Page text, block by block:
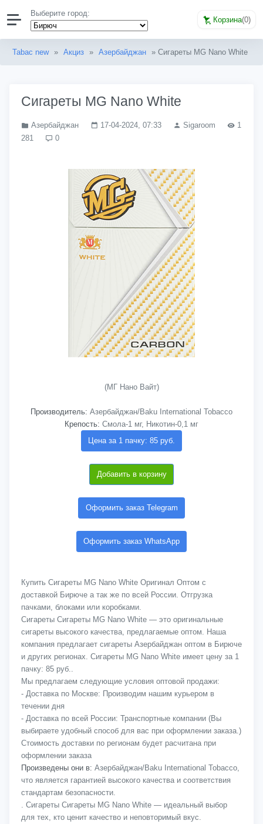
Выберите город:
Корзина(0)
Tabac new » Акциз » Азербайджан » Сигареты MG Nano White
Сигареты MG Nano White
Азербайджан 17-04-2024, 07:33 Sigaroom
1
281
0
(МГ Нано Вайт)
Производитель: Азербайджан/Baku International Tobacco
Крепость: Смола-1 мг, Никотин-0,1 мг
Цена за 1 пачку: 85 руб.
Добавить в корзину
Оформить заказ Telegram
Оформить заказ WhatsApp
Купить Сигареты MG Nano White Оригинал Оптом с
доставкой Бирюче а так же по всей России. Отгрузка
пачками, блоками или коробками.
Сигареты Сигареты MG Nano White — это оригинальные
сигареты высокого качества, предлагаемые оптом. Наша
компания предлагает сигареты Азербайджан оптом в Бирюче
и других регионах. Сигареты MG Nano White имеет цену за 1
пачку: 85 руб..
Мы предлагаем следующие условия оптовой продажи:
- Доставка по Москве: Производим нашим курьером в
течении дня
- Доставка по всей России: Транспортные компании (Вы
выбираете удобный способ для вас при оформлении заказа.)
Стоимость доставки по регионам будет расчитана при
оформлении заказа
Произведены они в: Азербайджан/Baku International Tobacco,
что является гарантией высокого качества и соответствия
стандартам безопасности.
. Сигареты Сигареты MG Nano White — идеальный выбор
для тех, кто ценит качество и неповторимый вкус.